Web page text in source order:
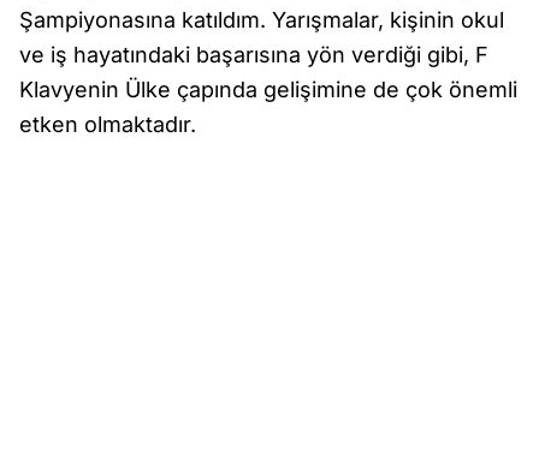
Şampiyonasına katıldım. Yarışmalar, kişinin okul
ve iş hayatındaki başarısına yön verdiği gibi, F
Klavyenin Ülke çapında gelişimine de çok önemli
etken olmaktadır.